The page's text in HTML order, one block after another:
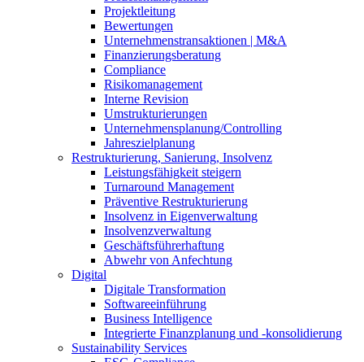
Projektleitung
Bewertungen
Unternehmenstransaktionen | M&A
Finanzierungsberatung
Compliance
Risikomanagement
Interne Revision
Umstrukturierungen
Unternehmensplanung/Controlling
Jahreszielplanung
Restrukturierung, Sanierung, Insolvenz
Leistungsfähigkeit steigern
Turnaround Management
Präventive Restrukturierung
Insolvenz in Eigenverwaltung
Insolvenzverwaltung
Geschäftsführerhaftung
Abwehr von Anfechtung
Digital
Digitale Transformation
Softwareeinführung
Business Intelligence
Integrierte Finanzplanung und -konsolidierung
Sustainability Services